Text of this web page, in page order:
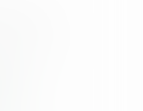
le ultime
le tue